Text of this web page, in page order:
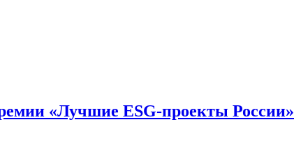
«Лучшие ESG-проекты России»